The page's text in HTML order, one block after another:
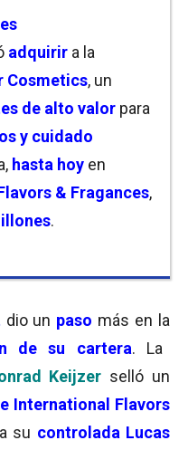
adquirir a la
Cosmetics, un
de alto valor para
y cuidado
hasta hoy en
& Fragances,
.
dio un paso más en la
de su cartera. La
Keijzer selló un
International Flavors
su controlada Lucas